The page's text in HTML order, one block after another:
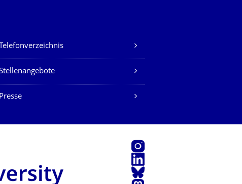
Telefonverzeichnis
Presse
Instagram
LinkedIn
Bluesky